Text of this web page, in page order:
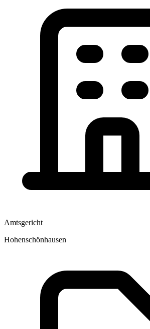
Amtsgericht
Hohenschönhausen